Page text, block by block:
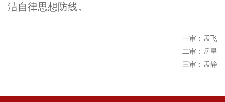
洁自律思想防线。
一审：孟飞
二审：岳星
三审：孟静